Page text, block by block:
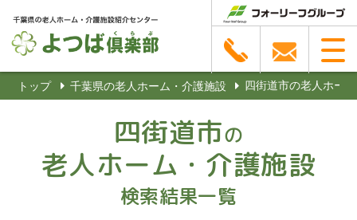
トップ 千葉県の老人ホーム・介護施設 四街道市の老人ホー
四街道市の
老人ホーム・介護施設
検索結果一覧